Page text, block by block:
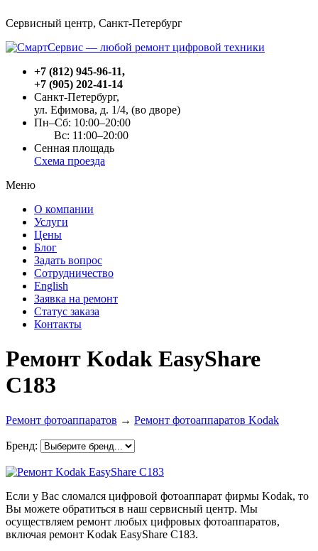
Сервисный центр, Cанкт-Петербург
+7 (812) 945-96-11,
+7 (905) 202-41-14
Санкт-Петербург,
ул. Ефимова, д. 1/4, (во дворе)
Пн–Сб: 10:00–20:00
Вс: 11:00–20:00
Сенная площадь
Схема проезда
Меню
О компании
Услуги
Цены
Блог
Задать вопрос
Сотрудничество
English
Заявка на ремонт
Статус заказа
Контакты
Ремонт Kodak EasyShare
C183
Ремонт фотоаппаратов → Ремонт фотоаппаратов Kodak
Бренд:
Если у Вас сломался цифровой фотоаппарат фирмы Kodak, то
Вы можете обратиться в наш сервисный центр. Мы
осуществляем ремонт любых цифровых фотоаппаратов,
включая ремонт Kodak EasyShare C183.